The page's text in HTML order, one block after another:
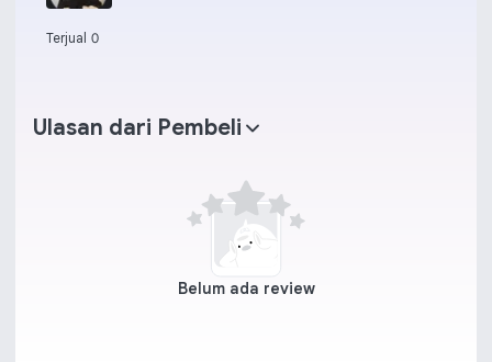
Terjual 0
Ulasan dari Pembeli
Belum ada review